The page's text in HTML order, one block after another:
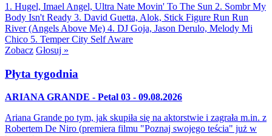
1. Hugel, Imael Angel, Ultra Nate Movin' To The Sun 2. Sombr My
Body Isn't Ready 3. David Guetta, Alok, Stick Figure Run Run
River (Angels Above Me) 4. DJ Goja, Jason Derulo, Melody Mi
Chico 5. Temper City Self Aware
Zobacz Głosuj »
Płyta tygodnia
ARIANA GRANDE - Petal 03 - 09.08.2026
Ariana Grande po tym, jak skupiła się na aktorstwie i zagrała m.in. z
Robertem De Niro (premiera filmu "Poznaj swojego teścia" już w